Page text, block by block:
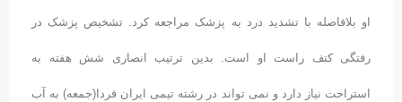
او بلافاصله با تشدید درد به پزشک مراجعه کرد. تشخیص پزشک در
رفتگی کتف راست او است. بدین ترتیب انصاری شش هفته به
استراحت نیاز دارد و نمی تواند در رشته تیمی ایران فردا(جمعه) به آب